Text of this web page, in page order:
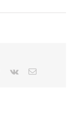
Pinterest
Vk Email